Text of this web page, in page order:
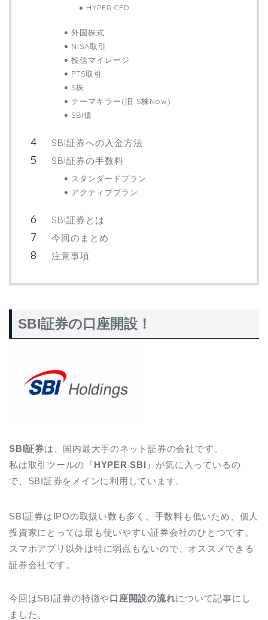
HYPER CFD
外国株式
NISA取引
投信マイレージ
PTS取引
S株
テーマキラー(旧 S株Now)
SBI債
SBI証券への入金方法
SBI証券の手数料
スタンダードプラン
アクティブプラン
SBI証券とは
今回のまとめ
注意事項
SBI証券の口座開設！
SBI証券は、国内最大手のネット証券の会社です。
私は取引ツールの『HYPER SBI 』が気に入っているの
で、SBI証券をメインに利用しています。
SBI証券はIPOの取扱い数も多く、手数料も低いため、個人
投資家にとっては最も使いやすい証券会社のひとつです。
スマホアプリ以外は特に弱点もないので、オススメできる
証券会社です。
今回はSBI証券の特徴や口座開設の流れについて記事にし
ました。